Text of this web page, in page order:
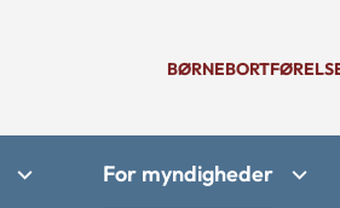
For myndigheder